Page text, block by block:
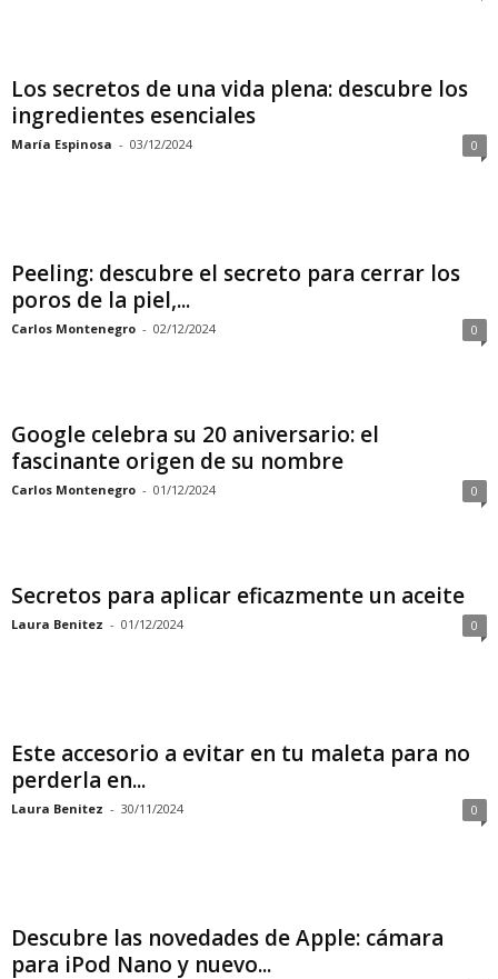
Los secretos de una vida plena: descubre los
ingredientes esenciales
María Espinosa - 03/12/2024 0
Peeling: descubre el secreto para cerrar los
poros de la piel,...
Carlos Montenegro - 02/12/2024 0
Google celebra su 20 aniversario: el
fascinante origen de su nombre
Carlos Montenegro - 01/12/2024 0
Secretos para aplicar eficazmente un aceite
Laura Benitez - 01/12/2024 0
Este accesorio a evitar en tu maleta para no
perderla en...
Laura Benitez - 30/11/2024 0
Descubre las novedades de Apple: cámara
para iPod Nano y nuevo...